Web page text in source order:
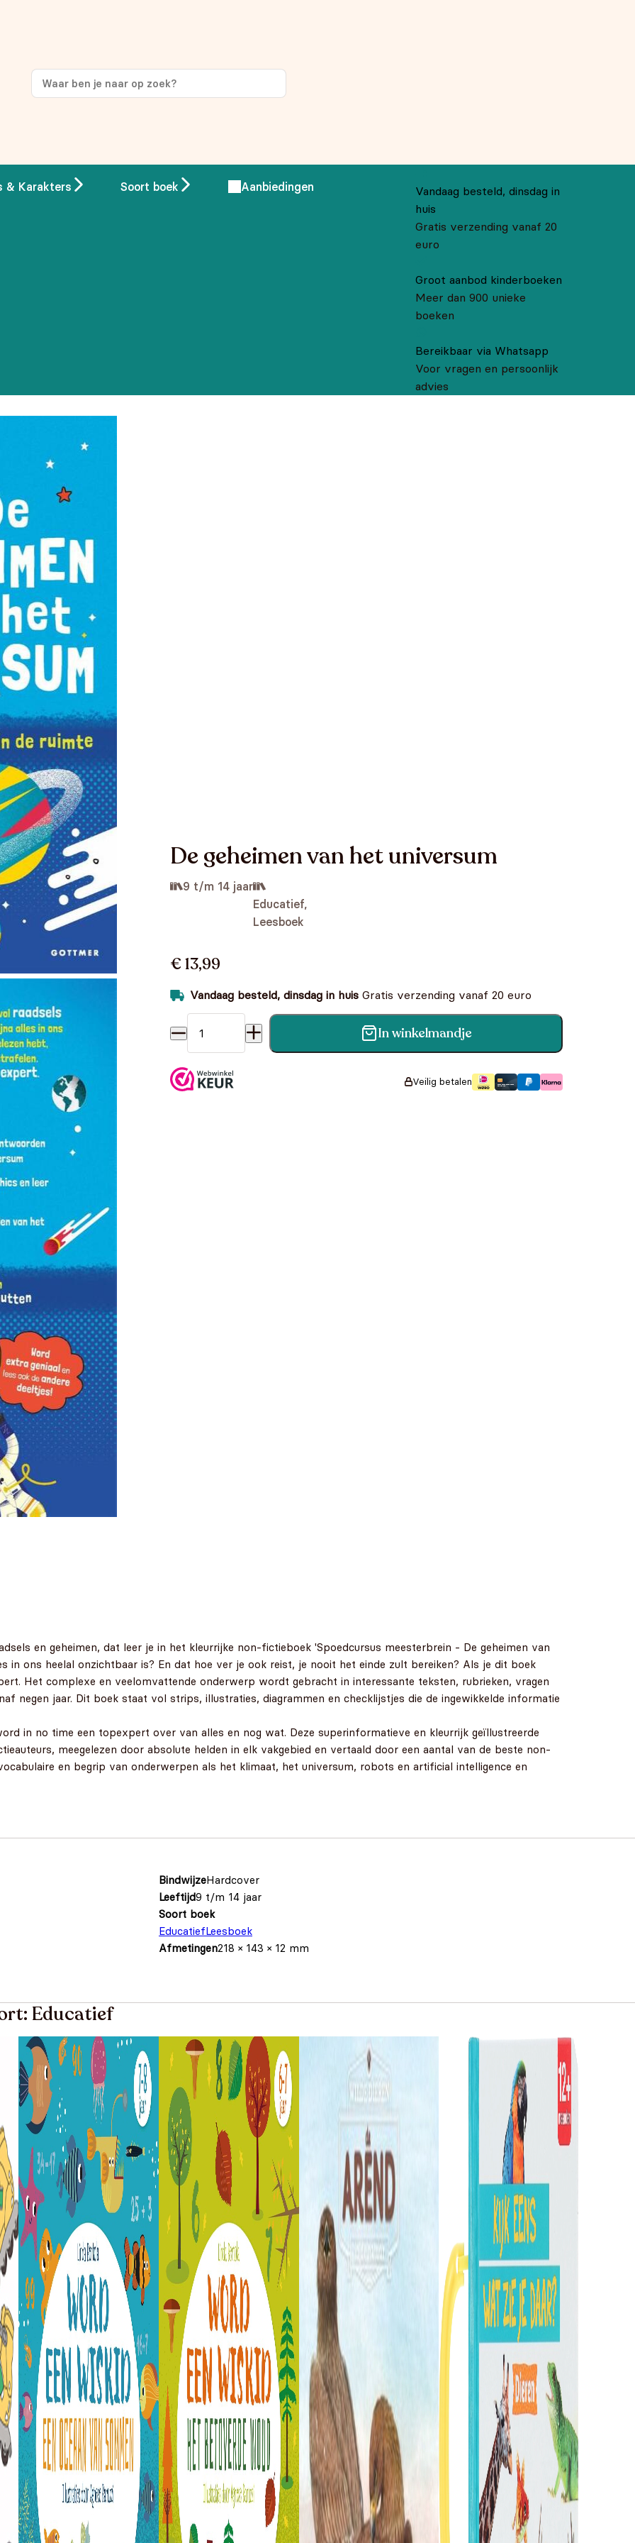
& Karakters Soort boek Aanbiedingen
Vandaag besteld, dinsdag in
huis
Gratis verzending vanaf 20
euro
Groot aanbod kinderboeken
Meer dan 900 unieke
boeken
Bereikbaar via Whatsapp
Voor vragen en persoonlijk
advies
De geheimen van het universum
9 t/m 14 jaar
Educatief,
Leesboek
€ 13,99
Vandaag besteld, dinsdag in huis Gratis verzending vanaf 20 euro
De geheimen van het universum aantal In winkelmandje
Veilig betalen
en geheimen, dat leer je in het kleurrijke non-fictieboek 'Spoedcursus meesterbrein - De geheimen van
in ons heelal onzichtbaar is? En dat hoe ver je ook reist, je nooit het einde zult bereiken? Als je dit boek
Het complexe en veelomvattende onderwerp wordt gebracht in interessante teksten, rubrieken, vragen
negen jaar. Dit boek staat vol strips, illustraties, diagrammen en checklijstjes die de ingewikkelde informatie
in no time een topexpert over van alles en nog wat. Deze superinformatieve en kleurrijk geïllustreerde
meegelezen door absolute helden in elk vakgebied en vertaald door een aantal van de beste non-
en begrip van onderwerpen als het klimaat, het universum, robots en artificial intelligence en
BindwijzeHardcover
Leeftijd9 t/m 14 jaar
Soort boek
EducatiefLeesboek
Afmetingen218 × 143 × 12 mm
Educatief
op je eerste aankoop!